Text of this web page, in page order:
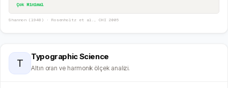
Çok Minimal
Shannon (1948) · Rosenholtz et al., CHI 2005
T
Typographic Science
Altın oran ve harmonik ölçek analizi.